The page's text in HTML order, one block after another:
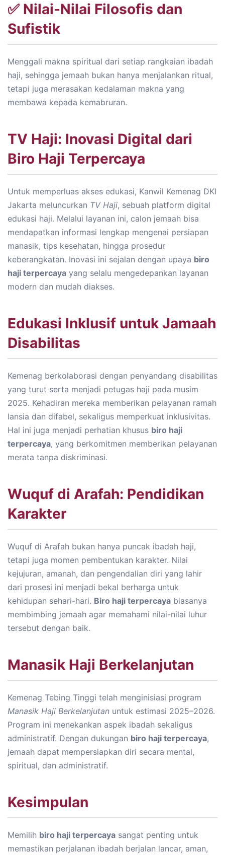
✅ Nilai-Nilai Filosofis dan
Sufistik
Menggali makna spiritual dari setiap rangkaian ibadah
haji, sehingga jemaah bukan hanya menjalankan ritual,
tetapi juga merasakan kedalaman makna yang
membawa kepada kemabruran.
TV Haji: Inovasi Digital dari
Biro Haji Terpercaya
Untuk memperluas akses edukasi, Kanwil Kemenag DKI
Jakarta meluncurkan TV Haji, sebuah platform digital
edukasi haji. Melalui layanan ini, calon jemaah bisa
mendapatkan informasi lengkap mengenai persiapan
manasik, tips kesehatan, hingga prosedur
keberangkatan. Inovasi ini sejalan dengan upaya biro
haji terpercaya yang selalu mengedepankan layanan
modern dan mudah diakses.
Edukasi Inklusif untuk Jamaah
Disabilitas
Kemenag berkolaborasi dengan penyandang disabilitas
yang turut serta menjadi petugas haji pada musim
2025. Kehadiran mereka memberikan pelayanan ramah
lansia dan difabel, sekaligus memperkuat inklusivitas.
Hal ini juga menjadi perhatian khusus biro haji
terpercaya, yang berkomitmen memberikan pelayanan
merata tanpa diskriminasi.
Wuquf di Arafah: Pendidikan
Karakter
Wuquf di Arafah bukan hanya puncak ibadah haji,
tetapi juga momen pembentukan karakter. Nilai
kejujuran, amanah, dan pengendalian diri yang lahir
dari prosesi ini menjadi bekal berharga untuk
kehidupan sehari-hari. Biro haji terpercaya biasanya
membimbing jemaah agar memahami nilai-nilai luhur
tersebut dengan baik.
Manasik Haji Berkelanjutan
Kemenag Tebing Tinggi telah menginisiasi program
Manasik Haji Berkelanjutan untuk estimasi 2025–2026.
Program ini menekankan aspek ibadah sekaligus
administratif. Dengan dukungan biro haji terpercaya,
jemaah dapat mempersiapkan diri secara mental,
spiritual, dan administratif.
Kesimpulan
Memilih biro haji terpercaya sangat penting untuk
memastikan perjalanan ibadah berjalan lancar, aman,